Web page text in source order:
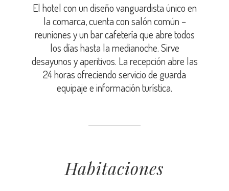
El hotel con un diseño vanguardista único en
la comarca, cuenta con salón común –
reuniones y un bar cafetería que abre todos
los días hasta la medianoche. Sirve
desayunos y aperitivos. La recepción abre las
24 horas ofreciendo servicio de guarda
equipaje e información turística.
Habitaciones